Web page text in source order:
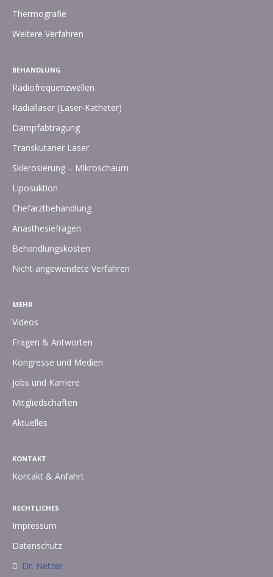
Thermografie
Weitere Verfahren
BEHANDLUNG
Radiofrequenzwellen
Radiallaser (Laser-Katheter)
Dampfabtragung
Transkutaner Laser
Sklerosierung – Mikroschaum
Liposuktion
Chefarztbehandlung
Anästhesiefragen
Behandlungskosten
Nicht angewendete Verfahren
MEHR
Videos
Fragen & Antworten
Kongresse und Medien
Jobs und Karriere
Mitgliedschaften
Aktuelles
KONTAKT
Kontakt & Anfahrt
RECHTLICHES
Impressum
Datenschutz
Dr. Netzer